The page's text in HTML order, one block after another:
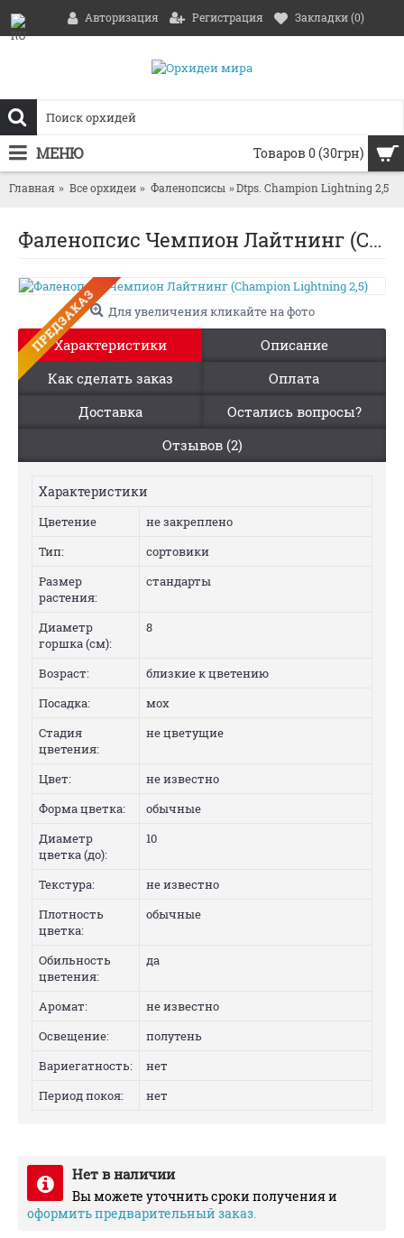
Авторизация Регистрация Закладки (0)
Товаров 0 (30грн)
МЕНЮ
Главная Все орхидеи Фаленопсисы Dtps. Champion Lightning 2,5
Фаленопсис Чемпион Лайтнинг (Champion Lightning 2,5)
ПРЕДЗАКАЗ Для увеличения кликайте на фото
Характеристики
Описание
Как сделать заказ
Оплата
Доставка
Остались вопросы?
Отзывов (2)
Характеристики
Цветение
не закреплено
Тип:
сортовики
Размер
растения:
стандарты
Диаметр
горшка (см):
8
Возраст:
близкие к цветению
Посадка:
мох
Стадия
цветения:
не цветущие
Цвет:
не известно
Форма цветка:
обычные
Диаметр
цветка (до):
10
Текстура:
не известно
Плотность
цветка:
обычные
Обильность
цветения:
да
Аромат:
не известно
Освещение:
полутень
Вариегатность:
нет
Период покоя:
нет
Нет в наличии
Вы можете уточнить сроки получения и
оформить предварительный заказ.